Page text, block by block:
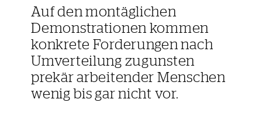
Auf den montäglichen
Demonstrationen kommen
konkrete Forderungen nach
Umverteilung zugunsten
prekär arbeitender Menschen
wenig bis gar nicht vor.